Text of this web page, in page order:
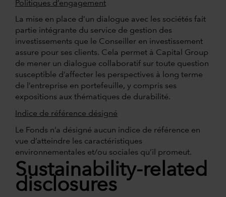
Politiques d’engagement
La mise en place d’un dialogue avec les sociétés fait
partie intégrante du service de gestion des
investissements que le Conseiller en investissement
assure pour ses clients. Cela permet à Capital Group
de mener un dialogue collaboratif sur toute question
susceptible d’affecter les perspectives à long terme
de l’entreprise en portefeuille, y compris ses
expositions aux thématiques de durabilité.
Indice de référence désigné
Le Fonds n’a désigné aucun indice de référence en
vue d’atteindre les caractéristiques
environnementales et/ou sociales qu’il promeut.
Sustainability-related
disclosures